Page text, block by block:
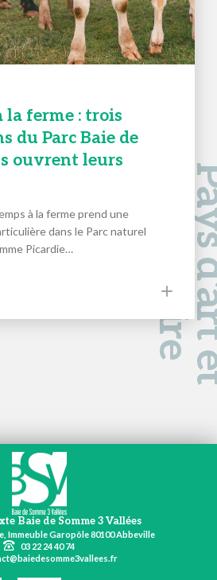
la ferme : trois
du Parc Baie de
ouvrent leurs
à la ferme prend une
dans le Parc naturel
Picardie…
a
d
e
Baie de Somme 3 Vallées
Immeuble Garopôle 80100 Abbeville
03 22 24 40 74